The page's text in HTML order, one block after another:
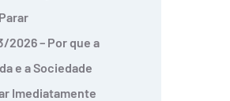
2026 – Por que a
e a Sociedade
Imediatamente